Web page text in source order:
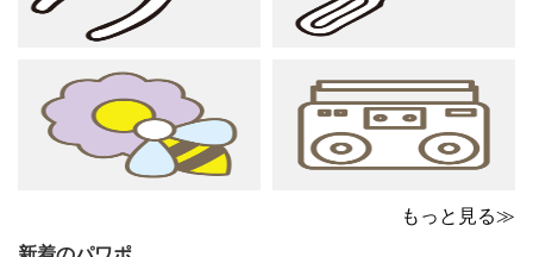
もっと見る≫